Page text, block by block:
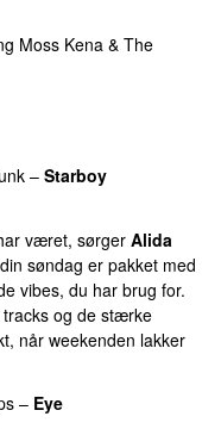
Moss Kena & The
– Starboy
været, sørger Alida
søndag er pakket med
vibes, du har brug for.
og de stærke
når weekenden lakker
– Eye